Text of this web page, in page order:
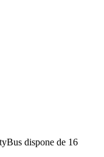
dispone de 16